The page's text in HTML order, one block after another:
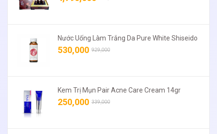
Nước Uống Làm Trắng Da Pure White Shiseido
530,000 929,000
Kem Trị Mụn Pair Acne Care Cream 14gr
250,000 339,000